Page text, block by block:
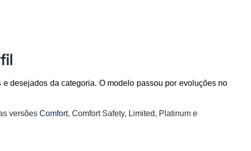
desejados da categoria. O modelo passou por evoluções no
versões Comfort, Comfort Safety, Limited, Platinum e